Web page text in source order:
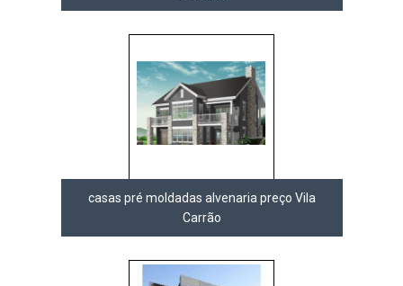
casas pré moldadas alvenaria preço Vila
Carrão